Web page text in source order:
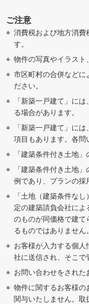
ご注意
消費税および地方消費
す。
物件の写真やイラスト
市区町村の合併などに
ださい。
「新築一戸建て」に
る場合があります。
「新築一戸建て」に
項目もあります。各問
「建築条件付き土地
「建築条件付き土地
例であり、プランの採
「土地（建築条件な
定の建築請負会社に
のものが同価格で建
るものではありません。
お客様が入力する個
社に送信され、そこで
お問い合わせをされた
物件に関するお客様
関与いたしません。取